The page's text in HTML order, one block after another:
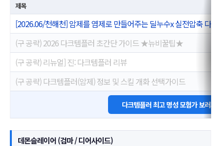
제목
[2026.06/천해천] 암제를 염제로 만들어주는 딜누수x 실전압축 다크
(구 공략) 2026 다크템플러 초간단 가이드 ★뉴비꿀팁★
(구 공략) 리뉴얼] 진: 다크템플러 리뷰
(구 공략) 다크템플러(암제) 정보 및 스킬 개화 선택가이드
다크템플러 최고 명성 모험가 보러가
데몬슬레이어 (검마 / 디어사이드)